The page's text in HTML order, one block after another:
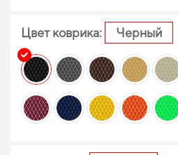
Цвет коврика: Черный